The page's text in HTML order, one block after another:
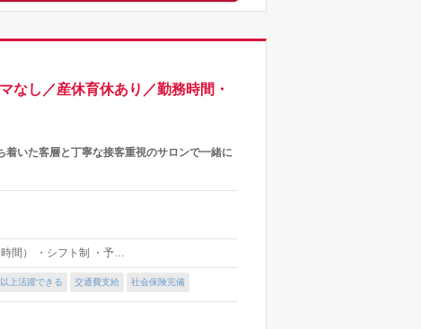
なし／産休育休あり／勤務時間・
いた客層と丁寧な接客重視のサロンで一緒に
間） ・シフト制 ・予…
上活躍できる 交通費支給 社会保険完備